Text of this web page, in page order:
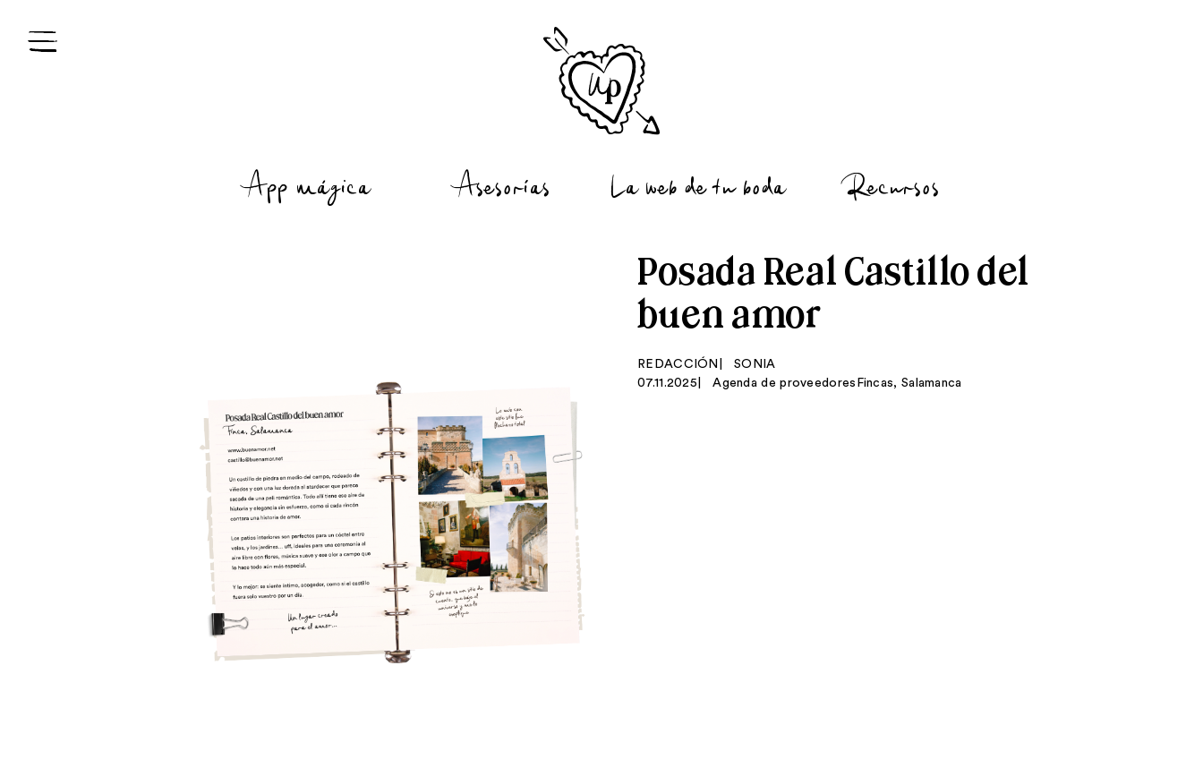
App mágica Asesorías La web de tu boda Recursos
Posada Real Castillo del
buen amor
REDACCIÓN
SONIA
07.11.2025
Agenda de proveedores Fincas, Salamanca